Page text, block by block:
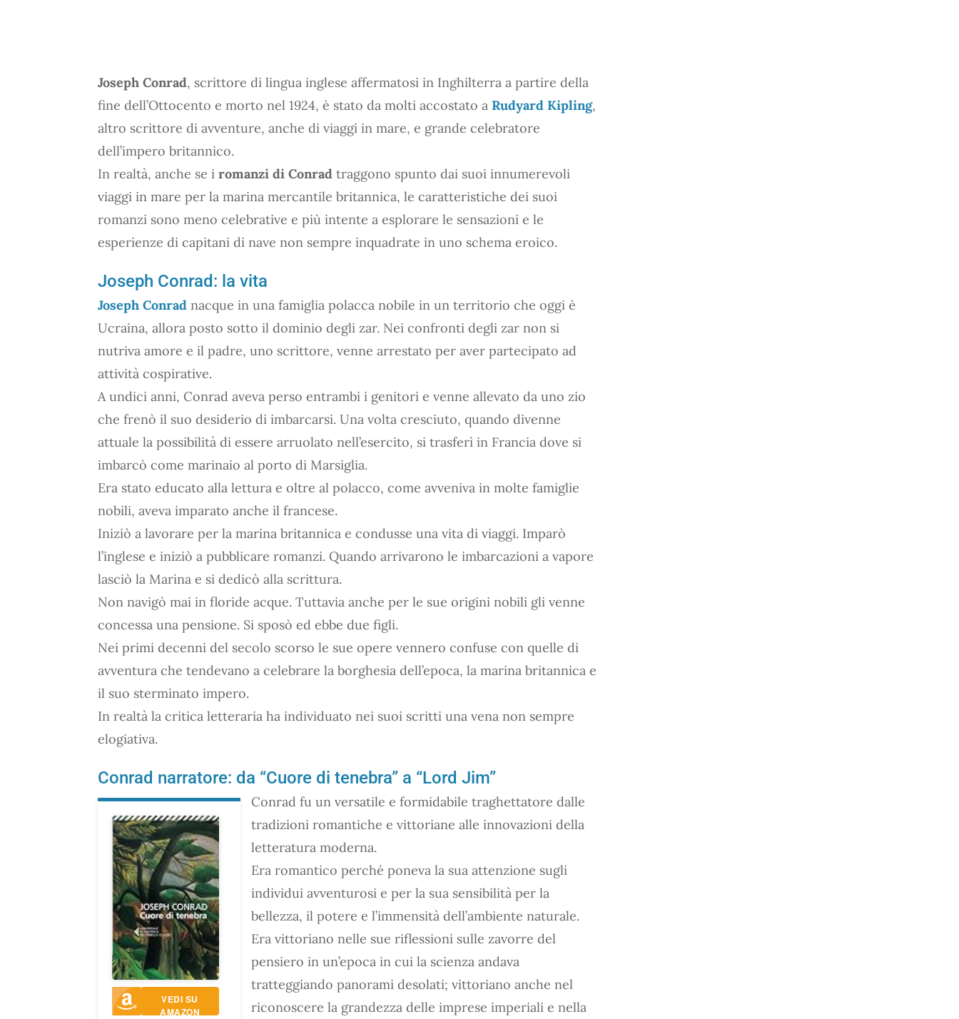
Joseph Conrad, scrittore di lingua inglese affermatosi in Inghilterra a partire della
fine dell’Ottocento e morto nel 1924, è stato da molti accostato a Rudyard Kipling,
altro scrittore di avventure, anche di viaggi in mare, e grande celebratore
dell’impero britannico.
In realtà, anche se i romanzi di Conrad traggono spunto dai suoi innumerevoli
viaggi in mare per la marina mercantile britannica, le caratteristiche dei suoi
romanzi sono meno celebrative e più intente a esplorare le sensazioni e le
esperienze di capitani di nave non sempre inquadrate in uno schema eroico.
Joseph Conrad: la vita
Joseph Conrad nacque in una famiglia polacca nobile in un territorio che oggi è
Ucraina, allora posto sotto il dominio degli zar. Nei confronti degli zar non si
nutriva amore e il padre, uno scrittore, venne arrestato per aver partecipato ad
attività cospirative.
A undici anni, Conrad aveva perso entrambi i genitori e venne allevato da uno zio
che frenò il suo desiderio di imbarcarsi. Una volta cresciuto, quando divenne
attuale la possibilità di essere arruolato nell’esercito, si trasferì in Francia dove si
imbarcò come marinaio al porto di Marsiglia.
Era stato educato alla lettura e oltre al polacco, come avveniva in molte famiglie
nobili, aveva imparato anche il francese.
Iniziò a lavorare per la marina britannica e condusse una vita di viaggi. Imparò
l’inglese e iniziò a pubblicare romanzi. Quando arrivarono le imbarcazioni a vapore
lasciò la Marina e si dedicò alla scrittura.
Non navigò mai in floride acque. Tuttavia anche per le sue origini nobili gli venne
concessa una pensione. Si sposò ed ebbe due figli.
Nei primi decenni del secolo scorso le sue opere vennero confuse con quelle di
avventura che tendevano a celebrare la borghesia dell’epoca, la marina britannica e
il suo sterminato impero.
In realtà la critica letteraria ha individuato nei suoi scritti una vena non sempre
elogiativa.
Conrad narratore: da “Cuore di tenebra” a “Lord Jim”
VEDI SU
AMAZON
Conrad fu un versatile e formidabile traghettatore dalle
tradizioni romantiche e vittoriane alle innovazioni della
letteratura moderna.
Era romantico perché poneva la sua attenzione sugli
individui avventurosi e per la sua sensibilità per la
bellezza, il potere e l’immensità dell’ambiente naturale.
Era vittoriano nelle sue riflessioni sulle zavorre del
pensiero in un’epoca in cui la scienza andava
tratteggiando panorami desolati; vittoriano anche nel
riconoscere la grandezza delle imprese imperiali e nella